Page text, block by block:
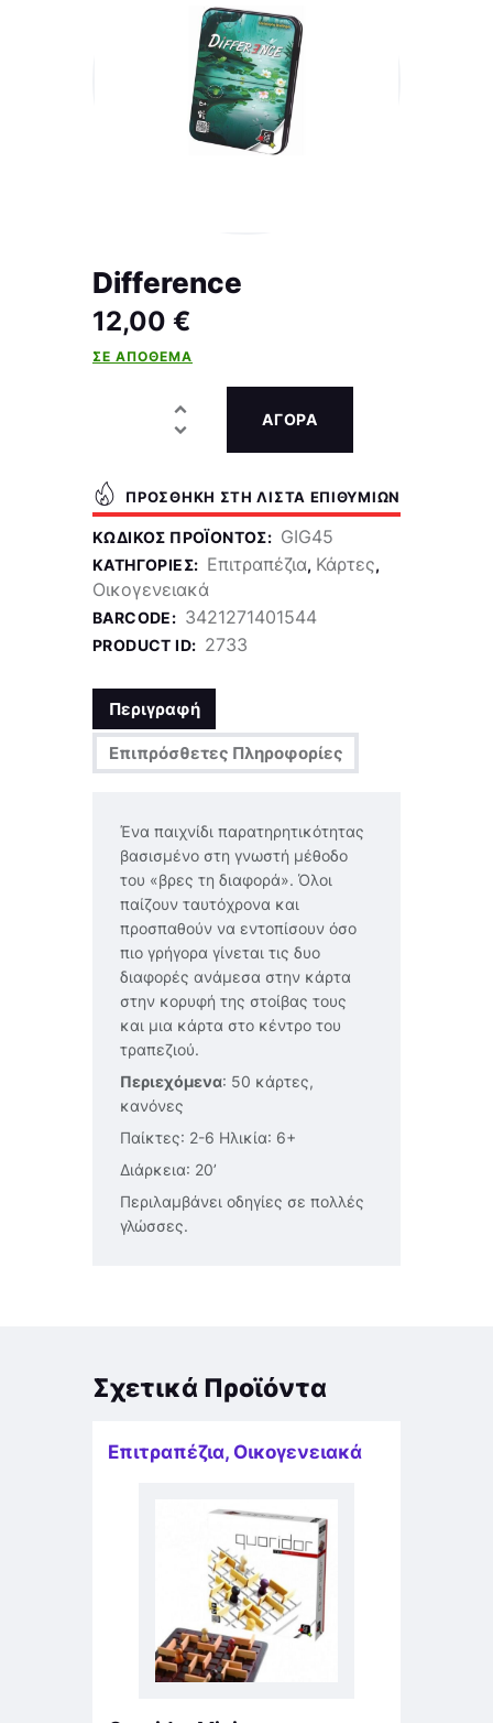
Difference
12,00 €
ΣΕ ΑΠΌΘΕΜΑ
ΑΓΟΡΑ
ΠΡΟΣΘΉΚΗ ΣΤΗ ΛΊΣΤΑ ΕΠΙΘΥΜΙΏΝ
ΚΩΔΙΚΌΣ ΠΡΟΪΌΝΤΟΣ: GIG45
ΚΑΤΗΓΟΡΊΕΣ: Επιτραπέζια, Κάρτες,
Οικογενειακά
BARCODE: 3421271401544
PRODUCT ID: 2733
Περιγραφή
Επιπρόσθετες Πληροφορίες
Ένα παιχνίδι παρατηρητικότητας
βασισμένο στη γνωστή μέθοδο
του «βρες τη διαφορά». Όλοι
παίζουν ταυτόχρονα και
προσπαθούν να εντοπίσουν όσο
πιο γρήγορα γίνεται τις δυο
διαφορές ανάμεσα στην κάρτα
στην κορυφή της στοίβας τους
και μια κάρτα στο κέντρο του
τραπεζιού.
Περιεχόμενα: 50 κάρτες,
κανόνες
Παίκτες: 2-6 Ηλικία: 6+
Διάρκεια: 20’
Περιλαμβάνει οδηγίες σε πολλές
γλώσσες.
Σχετικά Προϊόντα
Επιτραπέζια, Οικογενειακά